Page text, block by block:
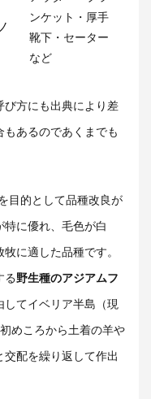
ンケット・厚手
靴下・セーター
など
方にも出典により差
あるのであくまでも
目的として品種改良が
に優れ、毛色が白
に適した品種です。
る野生種のアジアムフ
てイベリア半島（現
めころから土着の羊や
配を繰り返して作出